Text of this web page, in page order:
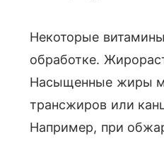
Некоторые
обработке.
Насыщенные жиры
трансжиров или
Например, при